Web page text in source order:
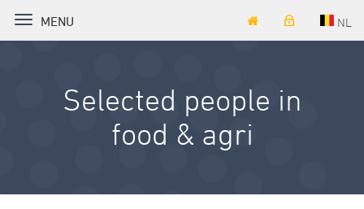
TOGGLE NAVIGATION
MENU NL
Selected people in
food & agri